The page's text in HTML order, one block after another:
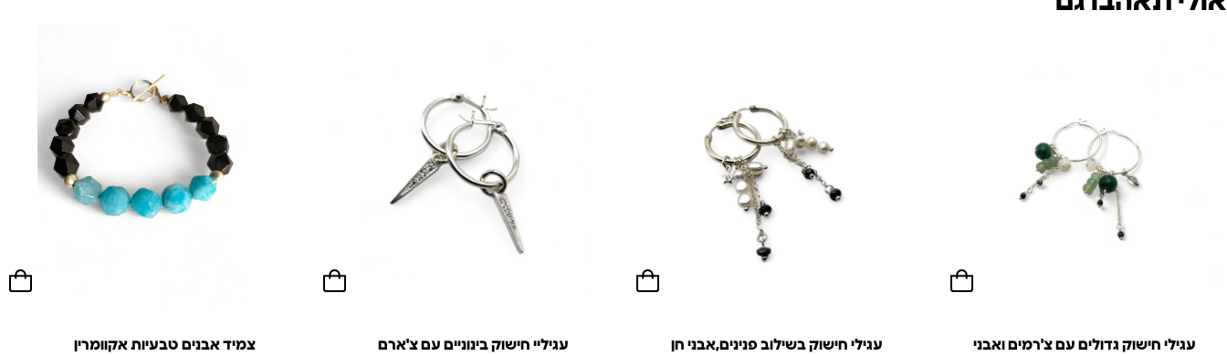
עגילי חישוק גדולים עם צ'רמים ואבני
עגילי חישוק בשילוב פנינים,אבני חן
עגיליי חישוק בינוניים עם צ'ארם
צמיד אבנים טבעיות אקוומרין